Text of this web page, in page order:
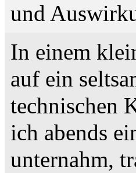
und
In einem
auf ein
technischen
ich abends
unternahm,